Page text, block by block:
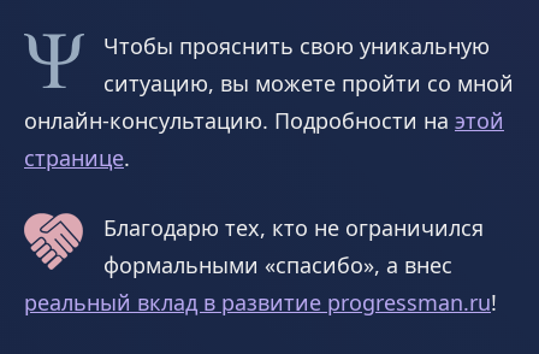
Чтобы прояснить свою уникальную
ситуацию, вы можете пройти со мной
онлайн-консультацию. Подробности на этой
странице.
Благодарю тех, кто не ограничился
формальными «спасибо», а внес
реальный вклад в развитие progressman.ru!